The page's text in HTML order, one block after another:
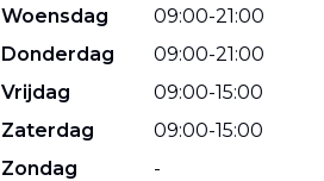
Woensdag
09:00-21:00
Donderdag
09:00-21:00
Vrijdag
09:00-15:00
Zaterdag
09:00-15:00
Zondag
-